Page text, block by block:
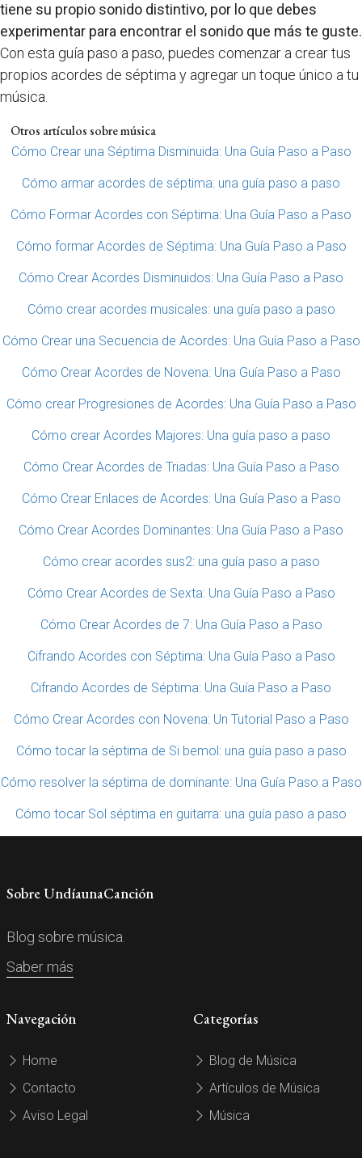
tiene su propio sonido distintivo, por lo que debes
experimentar para encontrar el sonido que más te guste.
Con esta guía paso a paso, puedes comenzar a crear tus
propios acordes de séptima y agregar un toque único a tu
música.
Otros artículos sobre música
Cómo Crear una Séptima Disminuida: Una Guía Paso a Paso
Cómo armar acordes de séptima: una guía paso a paso
Cómo Formar Acordes con Séptima: Una Guía Paso a Paso
Cómo formar Acordes de Séptima: Una Guía Paso a Paso
Cómo Crear Acordes Disminuidos: Una Guía Paso a Paso
Cómo crear acordes musicales: una guía paso a paso
Cómo Crear una Secuencia de Acordes: Una Guía Paso a Paso
Cómo Crear Acordes de Novena: Una Guía Paso a Paso
Cómo crear Progresiones de Acordes: Una Guía Paso a Paso
Cómo crear Acordes Majores: Una guía paso a paso
Cómo Crear Acordes de Triadas: Una Guía Paso a Paso
Cómo Crear Enlaces de Acordes: Una Guía Paso a Paso
Cómo Crear Acordes Dominantes: Una Guía Paso a Paso
Cómo crear acordes sus2: una guía paso a paso
Cómo Crear Acordes de Sexta: Una Guía Paso a Paso
Cómo Crear Acordes de 7: Una Guía Paso a Paso
Cifrando Acordes con Séptima: Una Guía Paso a Paso
Cifrando Acordes de Séptima: Una Guía Paso a Paso
Cómo Crear Acordes con Novena: Un Tutorial Paso a Paso
Cómo tocar la séptima de Si bemol: una guía paso a paso
Cómo resolver la séptima de dominante: Una Guía Paso a Paso
Cómo tocar Sol séptima en guitarra: una guía paso a paso
Sobre UndíaunaCanción
Blog sobre música.
Saber más
Navegación
Home
Contacto
Aviso Legal
Categorías
Blog de Música
Artículos de Música
Música